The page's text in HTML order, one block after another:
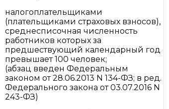
налогоплательщиками
(плательщиками страховых взносов),
среднесписочная численность
работников которых за
предшествующий календарный год
превышает 100 человек;
(абзац введен Федеральным
законом от 28.06.2013 N 134-ФЗ; в ред.
Федерального закона от 03.07.2016 N
243-ФЗ)